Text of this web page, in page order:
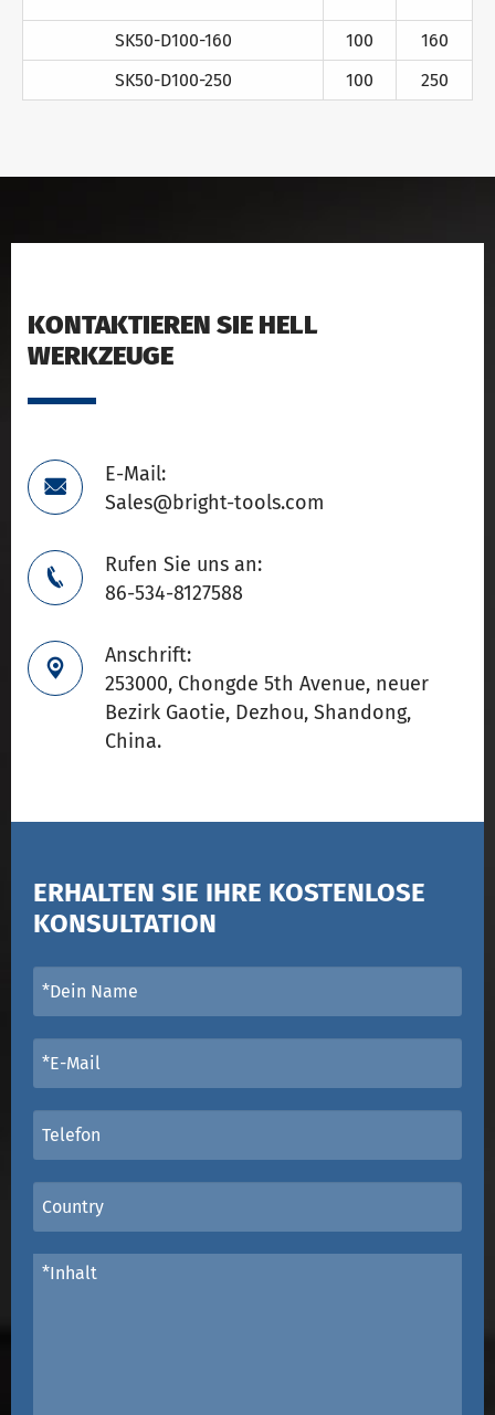
SK50-D100-160 100
160
SK50-D100-250
100 250
KONTAKTIEREN SIE HELL
WERKZEUGE

E-Mail:
Sales@bright-tools.com

Rufen Sie uns an:
86-534-8127588

Anschrift:
253000, Chongde 5th Avenue, neuer
Bezirk Gaotie, Dezhou, Shandong,
China.
ERHALTEN SIE IHRE KOSTENLOSE
KONSULTATION